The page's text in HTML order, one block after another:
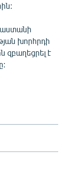
խորհրդի
զբաղեցրել է